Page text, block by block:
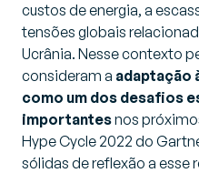
custos de energia, a
tensões globais
Ucrânia. Nesse contexto
consideram a adaptação
como um dos desafios
importantesnos
Hype Cycle 2022 do
sólidas de reflexão a esse